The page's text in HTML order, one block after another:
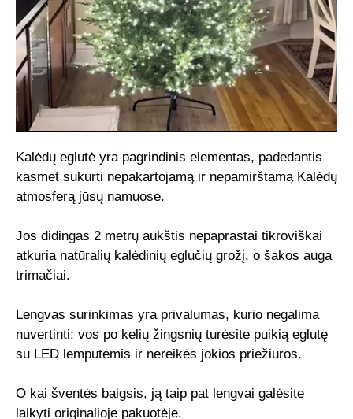
Kalėdų eglutė yra pagrindinis elementas, padedantis
kasmet sukurti nepakartojamą ir nepamirštamą Kalėdų
atmosferą jūsų namuose.
Jos didingas 2 metrų aukštis nepaprastai tikroviškai
atkuria natūralių kalėdinių eglučių grožį, o šakos auga
trimačiai.
Lengvas surinkimas yra privalumas, kurio negalima
nuvertinti: vos po kelių žingsnių turėsite puikią eglutę
su LED lemputėmis ir nereikės jokios priežiūros.
O kai šventės baigsis, ją taip pat lengvai galėsite
laikyti originalioje pakuotėje.